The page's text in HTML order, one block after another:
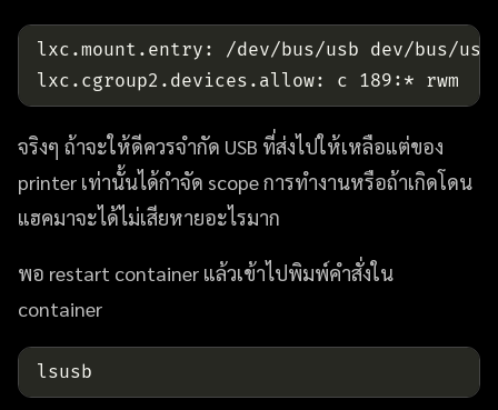
จริงๆ ถ้าจะให้ดีควรจำกัด USB ที่ส่งไปให้เหลือแต่ของ
printer เท่านั้นได้กำจัด scope การทำงานหรือถ้าเกิดโดน
แฮคมาจะได้ไม่เสียหายอะไรมาก
พอ restart container แล้วเข้าไปพิมพ์คำสั่งใน
container